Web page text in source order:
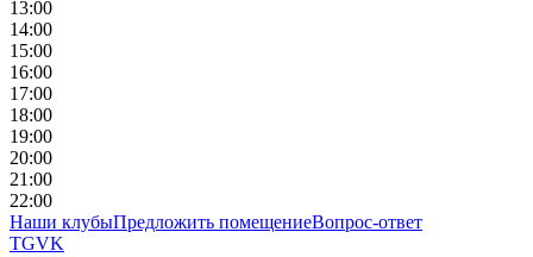
13:00
14:00
15:00
16:00
17:00
18:00
19:00
20:00
21 :00
22:00
Наши клубыПредложить помещениеВопрос-ответ
TGVK